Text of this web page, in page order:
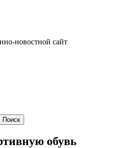
новостной сайт
обувь